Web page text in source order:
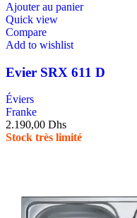
Ajouter au panier
Quick view
Compare
Add to wishlist
Evier SRX 611 D
Éviers
Franke
2.190,00 Dhs
Stock très limité